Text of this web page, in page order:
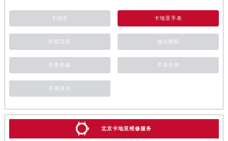
卡地亚 卡地亚手表
外观清洗 抛光翻新
手表受磁 手表生锈
手表进水
北京卡地亚维修服务